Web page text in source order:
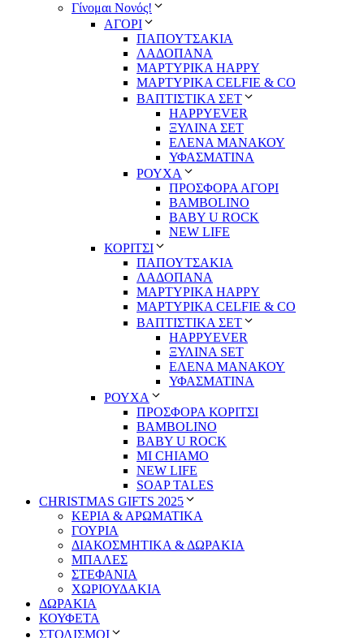
Γίνομαι Νονός!
ΑΓΟΡΙ
ΠΑΠΟΥΤΣΑΚΙΑ
ΛΑΔΟΠΑΝΑ
ΜΑΡΤΥΡΙΚΑ HAPPY
ΜΑΡΤΥΡΙΚΑ CELFIE & CO
ΒΑΠΤΙΣΤΙΚΑ ΣΕΤ
HAPPYEVER
ΞΥΛΙΝΑ ΣΕΤ
ΕΛΕΝΑ ΜΑΝΑΚΟΥ
ΥΦΑΣΜΑΤΙΝΑ
ΡΟΥΧΑ
ΠΡΟΣΦΟΡΑ ΑΓΟΡΙ
BAMBOLINO
BABY U ROCK
NEW LIFE
ΚΟΡΙΤΣΙ
ΠΑΠΟΥΤΣΑΚΙΑ
ΛΑΔΟΠΑΝΑ
ΜΑΡΤΥΡΙΚΑ HAPPY
ΜΑΡΤΥΡΙΚΑ CELFIE & CO
ΒΑΠΤΙΣΤΙΚΑ ΣΕΤ
HAPPYEVER
ΞΥΛΙΝΑ SET
ΕΛΕΝΑ ΜΑΝΑΚΟΥ
ΥΦΑΣΜΑΤΙΝΑ
ΡΟΥΧΑ
ΠΡΟΣΦΟΡΑ ΚΟΡΙΤΣΙ
BAMBOLINO
BABY U ROCK
MI CHIAMO
NEW LIFE
SOAP TALES
CHRISTMAS GIFTS 2025
ΚΕΡΙΑ & ΑΡΩΜΑΤΙΚΑ
ΓΟΥΡΙΑ
ΔΙΑΚΟΣΜΗΤΙΚΑ & ΔΩΡΑΚΙΑ
ΜΠΑΛΕΣ
ΣΤΕΦΑΝΙΑ
ΧΩΡΙΟΥΔΑΚΙΑ
ΔΩΡΑΚΙΑ
ΚΟΥΦΕΤΑ
ΣΤΟΛΙΣΜΟΙ